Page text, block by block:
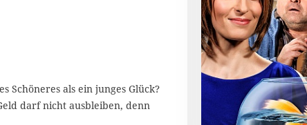
Schöneres als ein junges Glück?
darf nicht ausbleiben, denn